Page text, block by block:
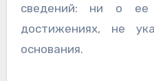
сведений: ни о
достижениях, не
основания.